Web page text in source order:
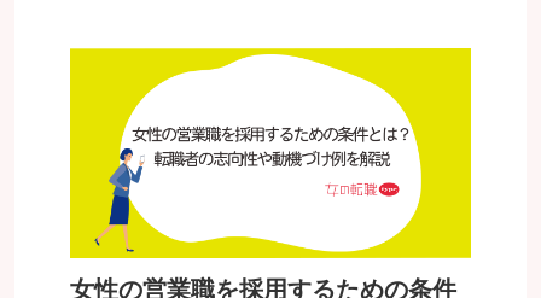
女性の営業職を採用するための条件